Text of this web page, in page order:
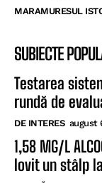
MARAMURESUL
SUBIECTE
Testarea
rundă de
DE INTERES august
1,58 MG/L
lovit un stâlp